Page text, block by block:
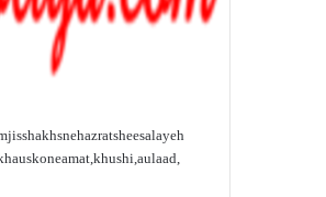
shakhs ne hazrat shees alayeh
us ko neamat, khushi, aulaad,